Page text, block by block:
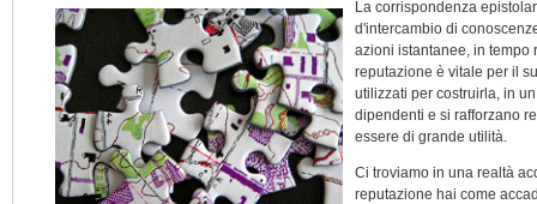
La corrispondenza
d'intercambio di
azioni istantanee, in
reputazione è vitale per il
utilizzati per costruirla, in
dipendenti e si rafforzano
essere di grande utilità.
Ci troviamo in una realtà
reputazione hai come